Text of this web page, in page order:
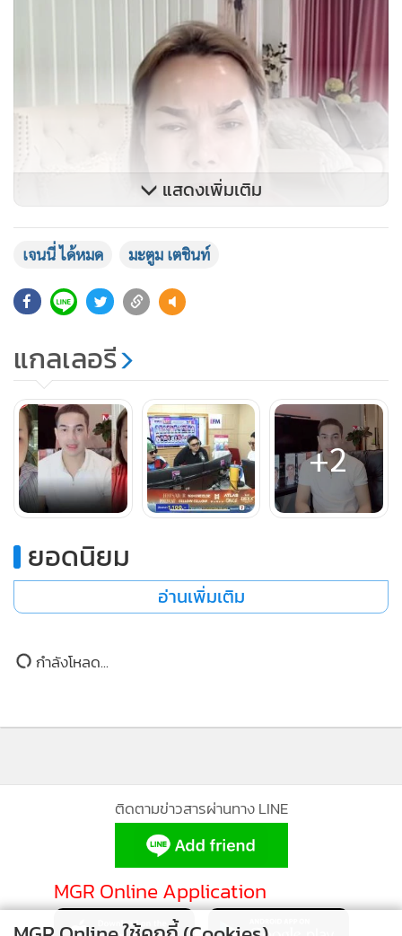
แสดงเพิ่มเติม
เจนนี่ ได้หมด มะตูม เตชินท์
แกลเลอรี
+2
ยอดนิยม
อ่านเพิ่มเติม
กำลังโหลด...
ติดตามข่าวสารผ่านทาง LINE
MGR Online Application